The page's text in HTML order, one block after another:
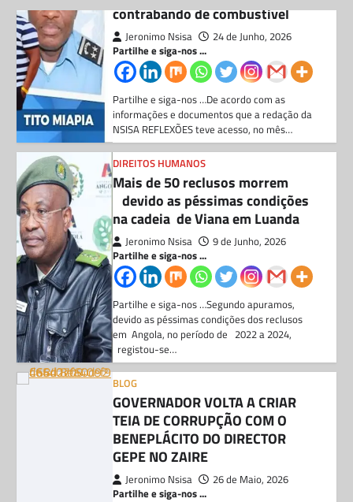
informações e documentos que a redação da
NSISA REFLEXÕES teve acesso, no mês…
DIREITOS HUMANOS
Mais de 50 reclusos morrem
devido as péssimas condições
na cadeia de Viana em Luanda
Jeronimo Nsisa 9 de Junho, 2026
Partilhe e siga-nos ...
Partilhe e siga-nos …Segundo apuramos,
devido as péssimas condições dos reclusos
em Angola, no período de 2022 a 2024,
registou-se…
BLOG
GOVERNADOR VOLTA A CRIAR
TEIA DE CORRUPÇÃO COM O
BENEPLÁCITO DO DIRECTOR
GEPE NO ZAIRE
Jeronimo Nsisa 26 de Maio, 2026
Partilhe e siga-nos ...
Partilhe e siga-nos …Segundo apurou a
NSISA REFLEXÕES, cresce o nível de
descontentamento generalizado dos técnicos
das administrações municipais nos…